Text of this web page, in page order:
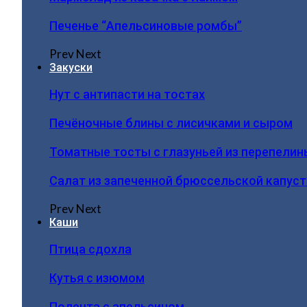
Печенье “Апельсиновые ромбы”
PrevNext
Закуски
Нут с антипасти на тостах
Печёночные блины с лисичками и сыром
Томатные тосты с глазуньей из
Салат из запеченной брюссельской
PrevNext
Каши
Птица сдохла
Кутья с изюмом